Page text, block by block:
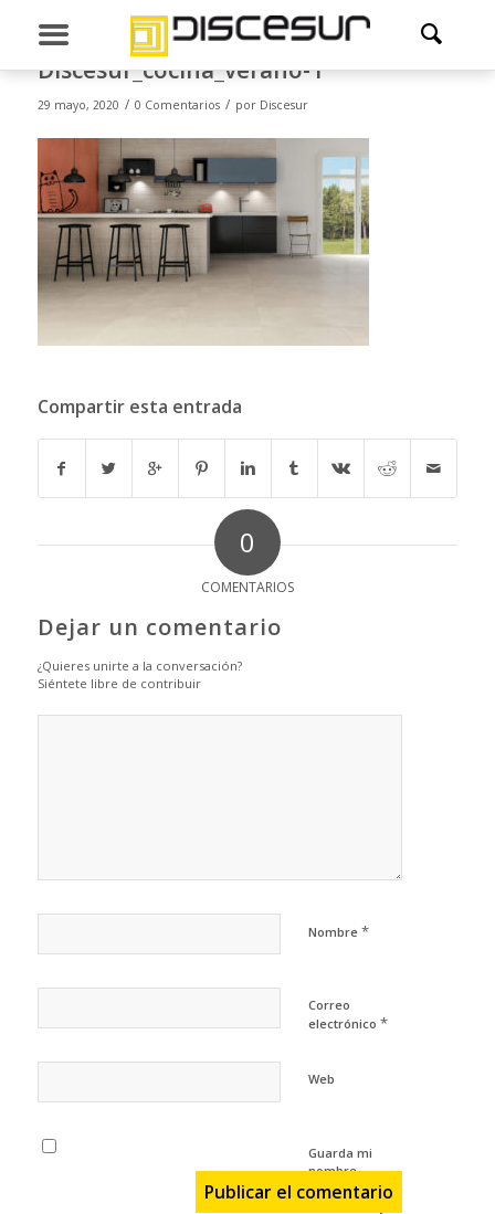
Discesur_cocina_verano-1
29 mayo, 2020 / 0 Comentarios / por Discesur
Compartir esta entrada
0
COMENTARIOS
Dejar un comentario
¿Quieres unirte a la conversación?
Siéntete libre de contribuir
Nombre *
Correo
electrónico *
Web
Guarda mi
nombre,
correo